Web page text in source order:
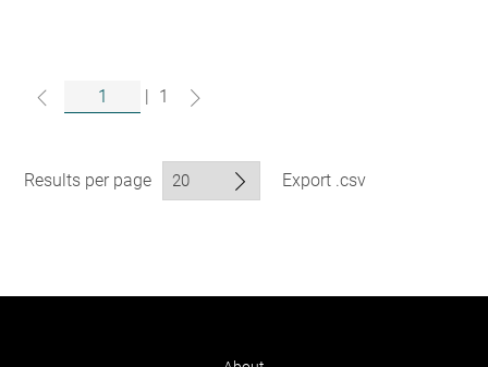
| 1
Results per page Export .csv